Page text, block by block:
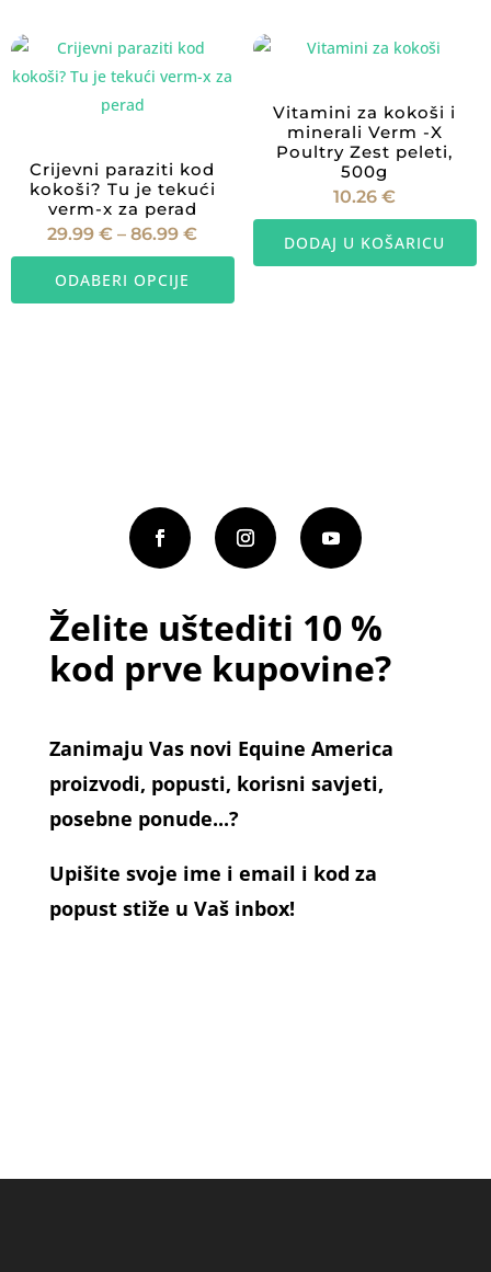
Crijevni paraziti kod
kokoši? Tu je tekući
verm-x za perad
29.99€ – 86.99€Raspon
od
86.99 €
ODABERI OPCIJE
Ovaj
na
stranici
proizvoda
Vitamini za kokoši i
minerali Verm -X
Poultry Zest peleti,
500g
10.26€
DODAJ U KOŠARICU
Želite uštediti 10 %
kod prve kupovine?
Zanimaju Vas novi Equine America
proizvodi, popusti, korisni savjeti,
posebne ponude...?
Upišite svoje ime i email i kod za
popust stiže u Vaš inbox!